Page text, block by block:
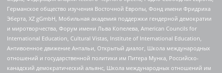
Германское общество изучения Восточной Европы, Фонд имени Фридриха
Эберта, XZ gGmbH, Мобильная академия поддержки гендерной демократии
и миротворчества, Форум имени Льва Копелева, American Councils for
International Education, Cultural Vistas, Institute of International Education,
Антивоенное движение Антальи, Открытый диалог, Школа международных
отношений и государственной политики им Питера Мунка, Российско-
канадский демократический альянс, Школа международных отношений им